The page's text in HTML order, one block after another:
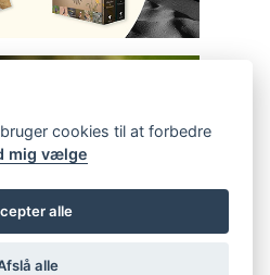
cookies til at forbedre
mig vælge
alle
alle